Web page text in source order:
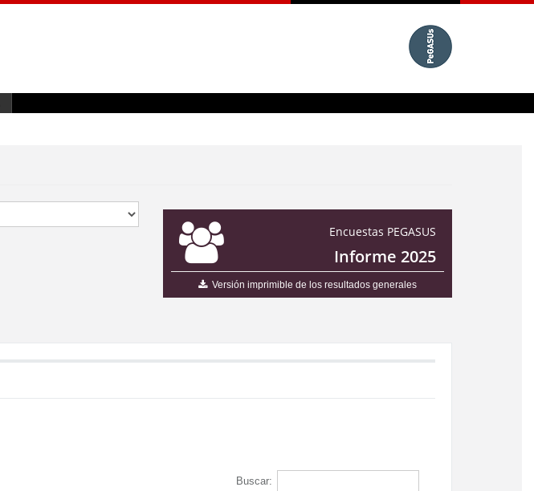
Encuestas PEGASUS
Informe 2025
Versión imprimible de los resultados generales
Buscar: